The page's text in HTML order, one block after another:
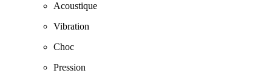
Acoustique
Vibration
Choc
Pression